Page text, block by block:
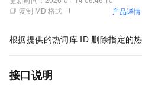
复制 MD 格式
产品详情
根据提供的热词库 ID 删除指定的热
接口说明